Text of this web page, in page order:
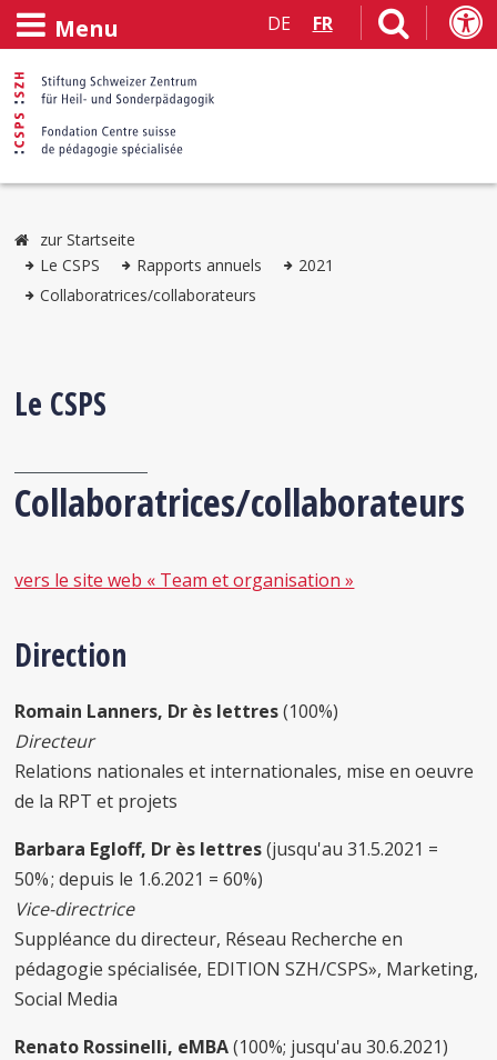
Menu DE FR
zur Startseite
Le CSPS
Rapports annuels
2021
Collaboratrices/collaborateurs
Le CSPS
Collaboratrices/collaborateurs
vers le site web « Team et organisation »
Direction
Romain Lanners, Dr ès lettres(100%)
Directeur
Relations nationales et internationales, mise en oeuvre
de la RPT et projets
Barbara Egloff, Dr ès lettres(jusqu'au 31.5.2021 =
50% ; depuis le 1.6.2021 = 60%)
Vice-directrice
Suppléance du directeur, Réseau Recherche en
pédagogie spécialisée, EDITION SZH/CSPS», Marketing,
Social Media
Renato Rossinelli, eMBA(100%; jusqu'au 30.6.2021)